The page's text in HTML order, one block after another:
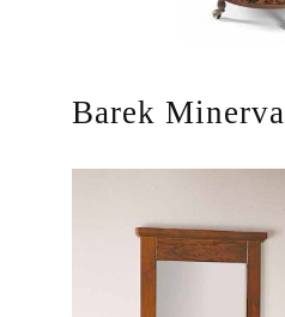
Barek Minerva